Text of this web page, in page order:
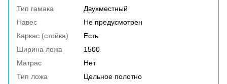
Тип гамака
Двухместный
Навес
Не предусмотрен
Каркас (стойка)
Есть
Ширина ложа
1500
Матрас
Нет
Тип ложа
Цельное полотно